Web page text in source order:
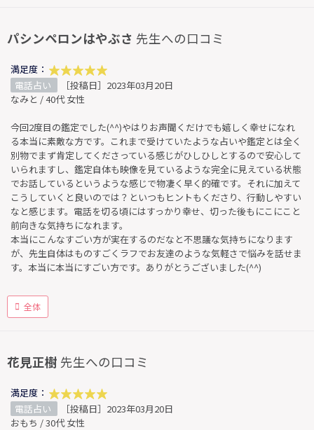
パシンペロンはやぶさ 先生への口コミ
満足度：
電話占い
［投稿日］2023年03月20日
なみと / 40代 女性
今回2度目の鑑定でした(^^)やはりお声聞くだけでも嬉しく幸せになれ
る本当に素敵な方です。これまで受けていたような占いや鑑定とは全く
別物でまず肯定してくださっている感じがひしひしとするので安心して
いられますし、鑑定自体も映像を見ているような完全に見えている状態
でお話しているというような感じで物凄く早く的確です。それに加えて
こうしていくと良いのでは？といつもヒントもくださり、行動しやすい
なと感じます。電話を切る頃にはすっかり幸せ、切った後もにこにこと
前向きな気持ちになれます。
本当にこんなすごい方が実在するのだなと不思議な気持ちになります
が、先生自体はものすごくラフでお友達のような気軽さで悩みを話せま
す。本当に本当にすごい方です。ありがとうございました(^^)
全体
花見正樹 先生への口コミ
満足度：
電話占い
［投稿日］2023年03月20日
おもち / 30代 女性